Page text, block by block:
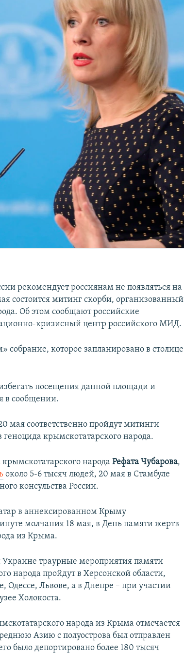
рекомендует россиянам не появляться на
состоится митинг скорби, организованный
Об этом сообщают российские
кризисный центр российского МИД.
собрание, которое запланировано в столице
посещения данной площади и
в сообщении.
мая соответственно пройдут митинги
крымскотатарского народа.
народаРефата Чубарова,
около 5-6 тысяч людей, 20 мая в Стамбуле
консульства России.
в аннексированном Крыму
молчания 18 мая, в День памяти жертв
из Крыма.
траурные мероприятия памяти
народа пройдут в Херсонской области,
Одессе, Львове, а в Днепре – при участии
Холокоста.
народа из Крыма отмечается
Азию с полуострова был отправлен
было депортировано более 180 тысяч